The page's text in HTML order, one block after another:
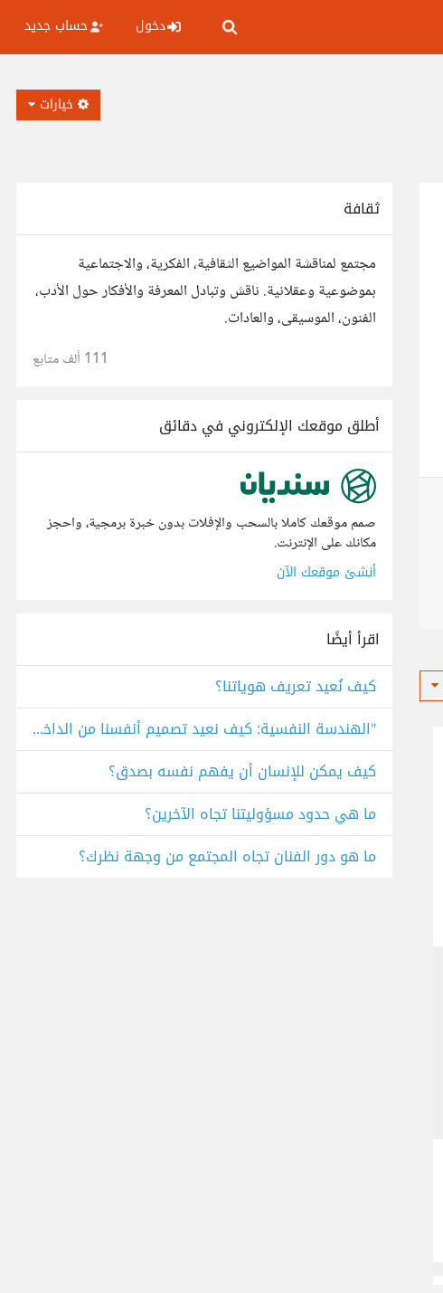
دخول حساب جديد
خيارات
ثقافة
مجتمع لمناقشة المواضيع الثقافية، الفكرية، والاجتماعية
بموضوعية وعقلانية. ناقش وتبادل المعرفة والأفكار حول الأدب،
الفنون، الموسيقى، والعادات.
111 ألف متابع
أطلق موقعك الإلكتروني في دقائق
صمم موقعك كاملا بالسحب والإفلات بدون خبرة برمجية، واحجز
مكانك على الإنترنت.
أنشئ موقعك الآن
اقرأ أيضًا
كيف نُعيد تعريف هوياتنا؟
"الهندسة النفسية: كيف نعيد تصميم أنفسنا من الداخل؟"
كيف يمكن للإنسان أن يفهم نفسه بصدق؟
ما هي حدود مسؤوليتنا تجاه الآخرين؟
ما هو دور الفنان تجاه المجتمع من وجهة نظرك؟